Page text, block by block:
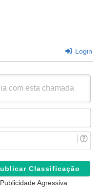
Login
N
m
a
Publicidade Agressiva